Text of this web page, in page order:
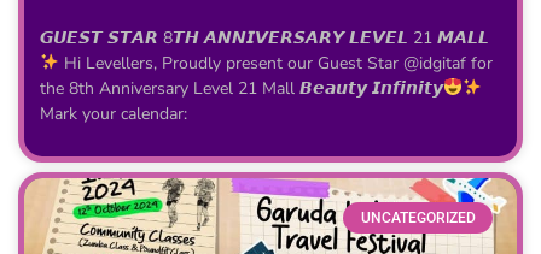
𝙂𝙐𝙀𝙎𝙏 𝙎𝙏𝘼𝙍 8𝙏𝙃 𝘼𝙉𝙉𝙄𝙑𝙀𝙍𝙎𝘼𝙍𝙔 𝙇𝙀𝙑𝙀𝙇 21 𝙈𝘼𝙇𝙇
Hi Levellers, Proudly present our Guest Star @idgitaf for
the 8th Anniversary Level 21 Mall 𝘽𝙚𝙖𝙪𝙩𝙮 𝙄𝙣𝙛𝙞𝙣𝙞𝙩𝙮
Mark your calendar:
UNCATEGORIZED